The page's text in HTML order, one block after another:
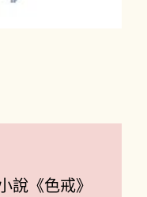
說《色戒》